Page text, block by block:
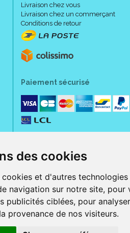
des cookies
et d'autres
navigation sur notre site, pour
publicités ciblées, pour
provenance de nos visiteurs.
Livraison chez vous
Livraison chez un commerçant
Conditions de retour
Paiement sécurisé
, 32 rue Jeanne d' Harcourt, 80300 Albert.
sans ordonnance.